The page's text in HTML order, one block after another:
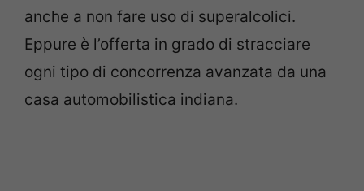
anche a non fare uso di superalcolici.
Eppure è l’offerta in grado di stracciare
ogni tipo di concorrenza avanzata da una
casa automobilistica indiana.